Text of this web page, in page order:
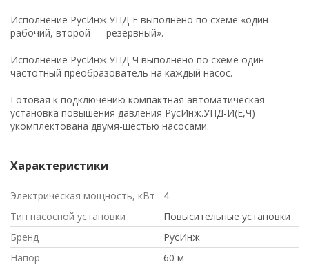
Водонагреватель для фитнесс-центра и ФОК
Расчет пластинчатого теплообменника
Схема подключения бойлера (водонагревателя)
с системе ГВС
Исполнение РусИнж.УПД-Е выполнено по схеме «один
рабочий, второй — резервный».
Исполнение РусИнж.УПД-Ч выполнено по схеме один
частотный преобразователь на каждый насос.
Готовая к подключению компактная автоматическая
установка повышения давления РусИнж.УПД-И(Е,Ч)
укомплектована двумя-шестью насосами.
Характеристики
Электрическая мощность, кВт
4
Тип насосной установки
Повысительные установки
Бренд
РусИнж
Напор
60 м